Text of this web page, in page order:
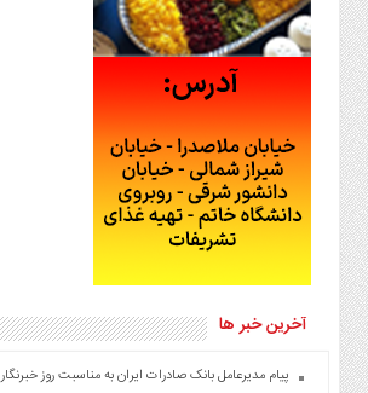
آخرین خبر ها
پیام مدیرعامل بانک صادرات ایران به مناسبت روز خبرنگار